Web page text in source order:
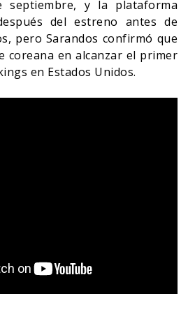
septiembre, y la plataforma
del estreno antes de
pero Sarandos confirmó que
coreana en alcanzar el primer
en Estados Unidos.